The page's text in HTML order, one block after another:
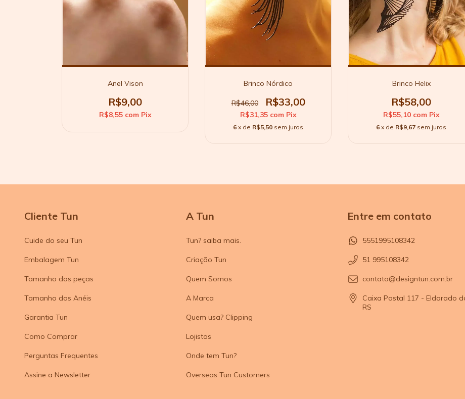
Anel Vison
R$9,00
R$8,55 com Pix
Brinco Nórdico
R$46,00 R$33,00
R$31,35 com Pix
6 x de R$5,50 sem juros
Brinco Helix
R$58,00
R$55,10 com Pix
6 x de R$9,67 sem juros
Cliente Tun
Cuide do seu Tun
Embalagem Tun
Tamanho das peças
Tamanho dos Anéis
Garantia Tun
Como Comprar
Perguntas Frequentes
Assine a Newsletter
A Tun
Tun? saiba mais.
Criação Tun
Quem Somos
A Marca
Quem usa? Clipping
Lojistas
Onde tem Tun?
Overseas Tun Customers
Entre em contato
5551995108342
51 995108342
contato@designtun.com.br
Caixa Postal 117 - Eldorado
RS